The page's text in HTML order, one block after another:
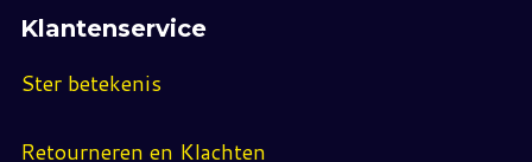
Klantenservice
Ster betekenis
Retourneren en Klachten